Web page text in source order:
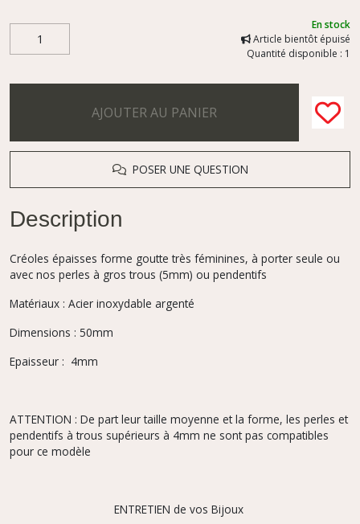
En stock
Article bientôt épuisé
Quantité disponible : 1
AJOUTER AU PANIER
POSER UNE QUESTION
Description
Créoles épaisses forme goutte très féminines, à porter seule ou
avec nos perles à gros trous (5mm) ou pendentifs
Matériaux : Acier inoxydable argenté
Dimensions : 50mm
Epaisseur : 4mm
ATTENTION : De part leur taille moyenne et la forme, les perles et
pendentifs à trous supérieurs à 4mm ne sont pas compatibles
pour ce modèle
ENTRETIEN de vos Bijoux